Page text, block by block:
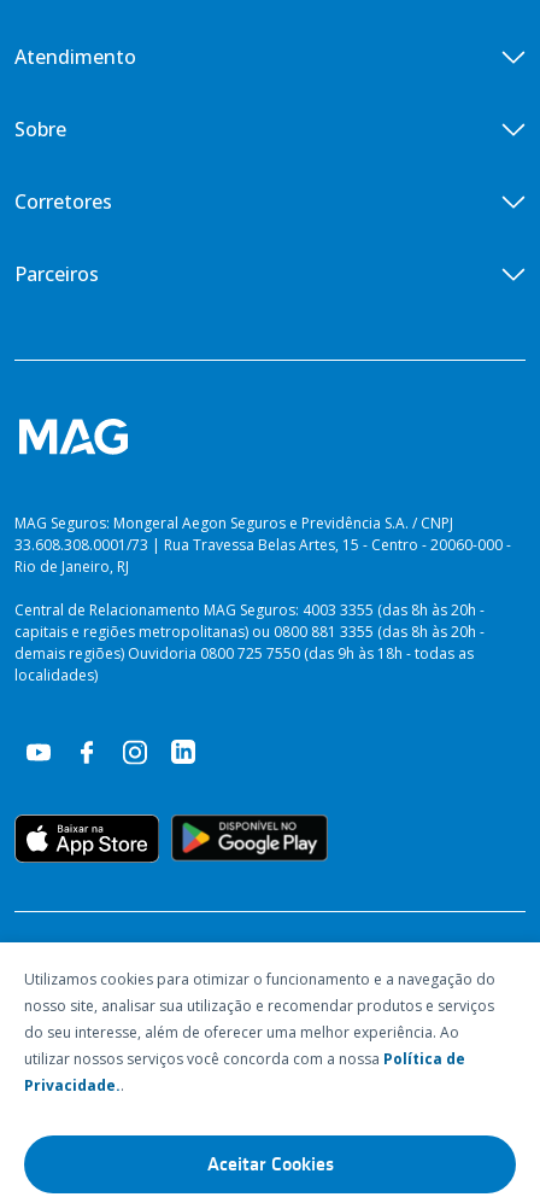
Morte
Diária por Incapacidade Temporária
Private Top
Seguro de Vida para Empresas
Vida Empresarial
Atendimento
Contato
Sobre
Quem somos
Blog
Dúvidas sobre Imposto de Renda
Corretores
Encontre um corretor
Plataforma dos Produtores
Parceiros
MAG Seguros: Mongeral Aegon Seguros e Previdência S.A. / CNPJ
33.608.308.0001/73 | Rua Travessa Belas Artes, 15 - Centro - 20060-000 -
Rio de Janeiro, RJ
Central de Relacionamento MAG Seguros: 4003 3355 (das 8h às 20h -
capitais e regiões metropolitanas) ou 0800 881 3355 (das 8h às 20h -
demais regiões) Ouvidoria 0800 725 7550 (das 9h às 18h - todas as
localidades)
RECONHECIMENTOS
Utilizamos cookies para otimizar o funcionamento e a navegação do
nosso site, analisar sua utilização e recomendar produtos e serviços
do seu interesse, além de oferecer uma melhor experiência. Ao
utilizar nossos serviços você concorda com a nossa Política de
Privacidade..
Aceitar Cookies